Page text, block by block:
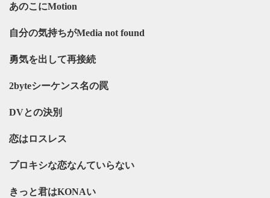
あのこにMotion
自分の気持ちがMedia not found
勇気を出して再接続
2byteシーケンス名の罠
DVとの決別
恋はロスレス
プロキシな恋なんていらない
きっと君はKONAい